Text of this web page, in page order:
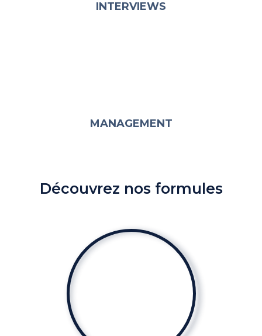
INTERVIEWS
MANAGEMENT
Découvrez nos formules